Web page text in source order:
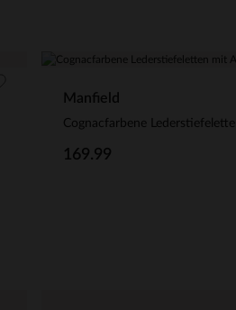
Manfield
169.99